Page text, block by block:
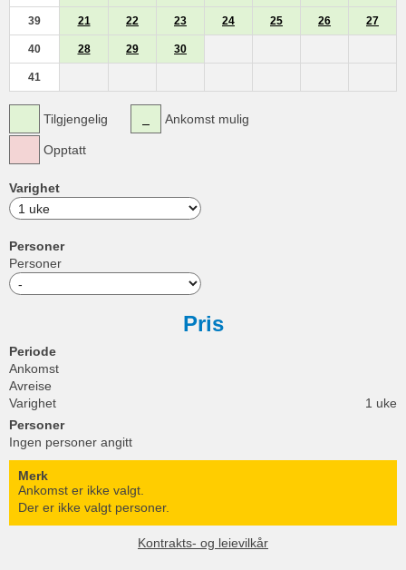
39 21 22 23 24 25 26 27
40 28 29 30
41
Tilgjengelig
Opptatt
Ankomst mulig
Varighet
Personer
Personer
Pris
Periode
Ankomst
Avreise
Varighet
1 uke
Personer
Ingen personer angitt
Merk
Ankomst er ikke valgt.
Der er ikke valgt personer.
Kontrakts- og leievilkår